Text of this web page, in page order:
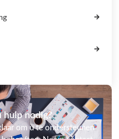
hulp nodig?
om u te ondersteunen